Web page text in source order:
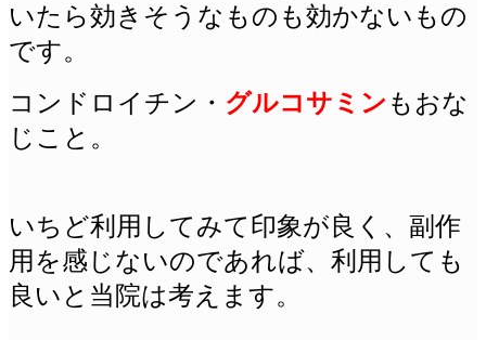
いたら効きそうなものも効かないもの
です。
コンドロイチン・ グルコサミン もおな
じこと。
いちど利用してみて印象が良く、副作
用を感じないのであれば、利用しても
良いと当院は考えます。